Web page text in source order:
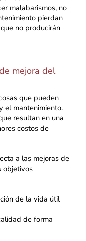
malabarismos, no
pierdan
no producirán
mejora del
que pueden
el mantenimiento.
resultan en una
costos de
a las mejoras de
objetivos
de la vida útil
de forma